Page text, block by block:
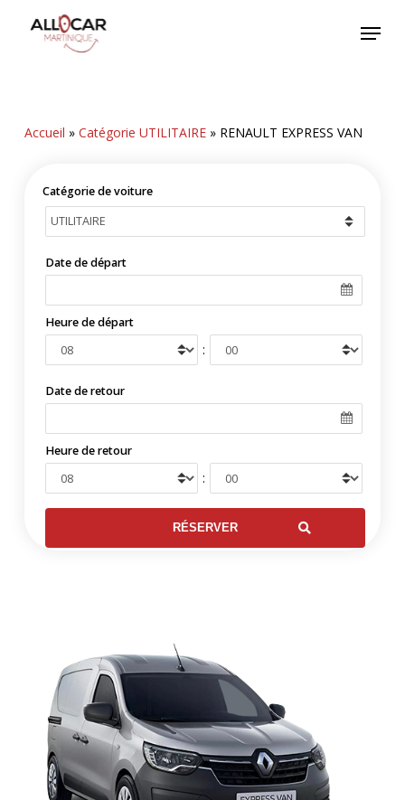
Menu
Accueil » Catégorie UTILITAIRE» RENAULT EXPRESS VAN
Catégorie de voiture
Date de départ
Heure de départ
:
Date de retour
Heure de retour
: